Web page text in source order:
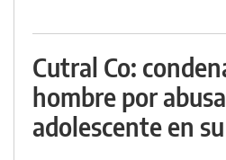
Cutral Co:
hombre por
adolescente en